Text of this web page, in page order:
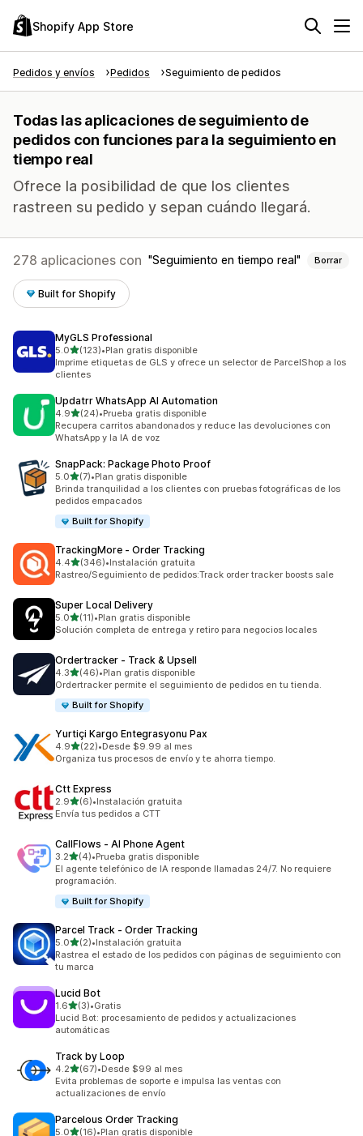
Shopify App Store
Pedidos y envíos Pedidos Seguimiento de pedidos
Todas las aplicaciones de seguimiento de
pedidos con funciones para la seguimiento en
tiempo real
Ofrece la posibilidad de que los clientes
rastreen su pedido y sepan cuándo llegará.
278 aplicaciones con Seguimiento en tiempo real Borrar
Built for Shopify
MyGLS Professional
5.0de 5 estrellas
(123)
123 reseñas en total
•Plan gratis disponible
Imprime etiquetas de GLS y ofrece un selector de ParcelShop a los
clientes
Updatrr WhatsApp AI Automation
4.9de 5 estrellas
(24)
24 reseñas en total
•Prueba gratis disponible
Recupera carritos abandonados y reduce las devoluciones con
WhatsApp y la IA de voz
SnapPack: Package Photo Proof
5.0de 5 estrellas
(7)
7 reseñas en total
•Plan gratis disponible
Brinda tranquilidad a los clientes con pruebas fotográficas de los
pedidos empacados
Built for Shopify
TrackingMore ‑ Order Tracking
4.4de 5 estrellas
(346)
346 reseñas en total
•Instalación gratuita
Rastreo/Seguimiento de pedidos:Track order tracker boosts sale
Super Local Delivery
5.0de 5 estrellas
(11)
11 reseñas en total
•Plan gratis disponible
Solución completa de entrega y retiro para negocios locales
Ordertracker ‑ Track & Upsell
4.3de 5 estrellas
(46)
46 reseñas en total
•Plan gratis disponible
Ordertracker permite el seguimiento de pedidos en tu tienda.
Built for Shopify
Yurtiçi Kargo Entegrasyonu Pax
4.9de 5 estrellas
(22)
22 reseñas en total
•Desde $9.99 al mes
Organiza tus procesos de envío y te ahorra tiempo.
Ctt Express
2.9de 5 estrellas
(6)
6 reseñas en total
•Instalación gratuita
Envía tus pedidos a CTT
CallFlows ‑ AI Phone Agent
3.2de 5 estrellas
(4)
4 reseñas en total
•Prueba gratis disponible
El agente telefónico de IA responde llamadas 24/7. No requiere
programación.
Built for Shopify
Parcel Track ‑ Order Tracking
5.0de 5 estrellas
(2)
2 reseñas en total
•Instalación gratuita
Rastrea el estado de los pedidos con páginas de seguimiento con
tu marca
Lucid Bot
1.6de 5 estrellas
(3)
3 reseñas en total
•Gratis
Lucid Bot: procesamiento de pedidos y actualizaciones
automáticas
Track by Loop
4.2de 5 estrellas
(67)
67 reseñas en total
•Desde $99 al mes
Evita problemas de soporte e impulsa las ventas con
actualizaciones de envío
Parcelous Order Tracking
5.0de 5 estrellas
(16)•Plan gratis disponible